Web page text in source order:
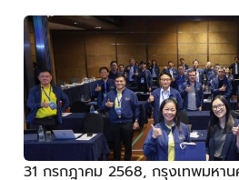
31 กรกฎาคม 2568, กรุงเทพมหา